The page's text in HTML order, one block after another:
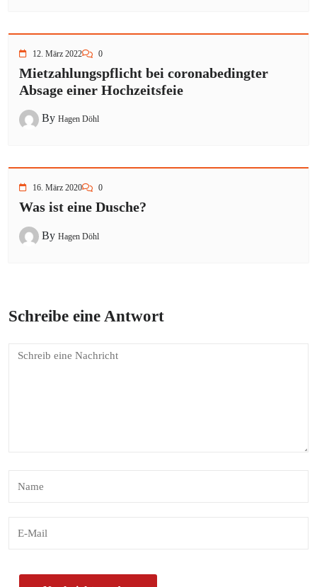
12. März 2022 0
Mietzahlungspflicht bei coronabedingter
Absage einer Hochzeitsfeie
By Hagen Döhl
16. März 2020 0
Was ist eine Dusche?
By Hagen Döhl
Schreibe eine Antwort